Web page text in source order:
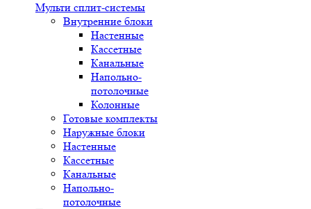
Мульти сплит-системы
Внутренние блоки
Настенные
Кассетные
Канальные
Напольно-
потолочные
Колонные
Готовые комплекты
Наружные блоки
Настенные
Кассетные
Канальные
Напольно-
потолочные